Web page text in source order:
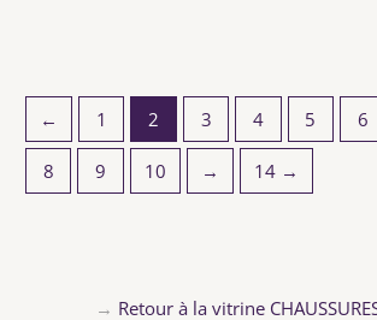
← 1 2 3 4 5 6
8 9 10 → 14 →
→ Retour à la vitrine